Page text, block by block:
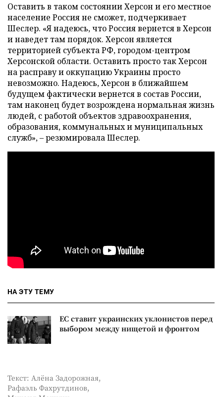
Оставить в таком состоянии Херсон и его местное
население Россия не сможет, подчеркивает
Шеслер. «Я надеюсь, что Россия вернется в Херсон
и наведет там порядок. Херсон является
территорией субъекта РФ, городом-центром
Херсонской области. Оставить просто так Херсон
на расправу и оккупацию Украины просто
невозможно. Надеюсь, Херсон в ближайшем
будущем фактически вернется в состав России,
там наконец будет возрождена нормальная жизнь
людей, с работой объектов здравоохранения,
образования, коммунальных и муниципальных
служб», – резюмировала Шеслер.
НА ЭТУ ТЕМУ
ЕС ставит украинских уклонистов перед
выбором между нищетой и фронтом
Текст: Алёна Задорожная,
Рафаэль Фахрутдинов,